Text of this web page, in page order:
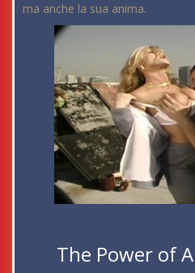
ma anche la sua anima.
The Power of